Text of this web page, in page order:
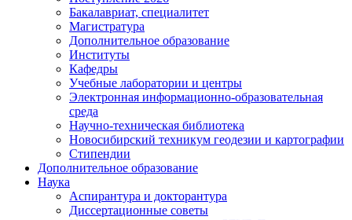
Бакалавриат, специалитет
Магистратура
Дополнительное образование
Институты
Кафедры
Учебные лаборатории и центры
Электронная информационно-образовательная
среда
Научно-техническая библиотека
Новосибирский техникум геодезии и картографии
Стипендии
Дополнительное образование
Наука
Аспирантура и докторантура
Диссертационные советы